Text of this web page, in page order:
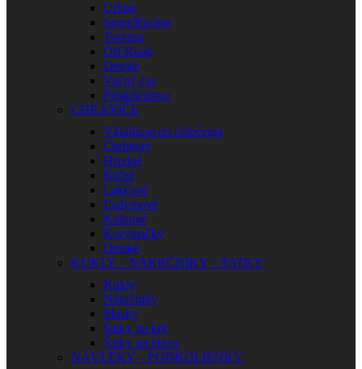
Urban
Sport/Racing
Touring
Off Road
Detské
Voľný čas
Príslušenstvo
CHRÁNIČE
Vkladacie do oblečenia
Chrbtové
Hrudné
Krčné
Lakťové
Ľadvinové
Kolenné
Korytnačky
Detské
KUKLY – NÁKRČNÍKY – ŠATKY
Kukly
Nákrčníky
Masky
Šatky na krk
Šatky na hlavu
NÁVLEKY – PODKOLIENKY